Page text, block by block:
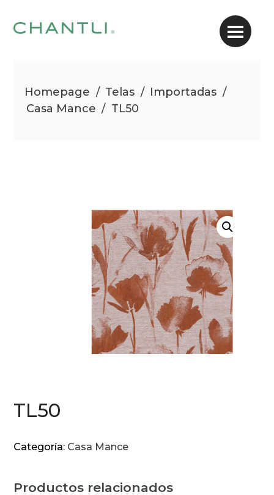
Homepage / Telas / Importadas /
Casa Mance / TL50
TL50
Categoría: Casa Mance
Productos relacionados